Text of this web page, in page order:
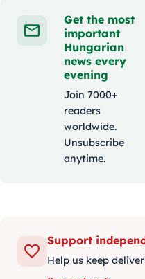
Get the most
important
Hungarian
news every
evening
Join 7000+
readers
worldwide.
Unsubscribe
anytime.
Support
Help us keep